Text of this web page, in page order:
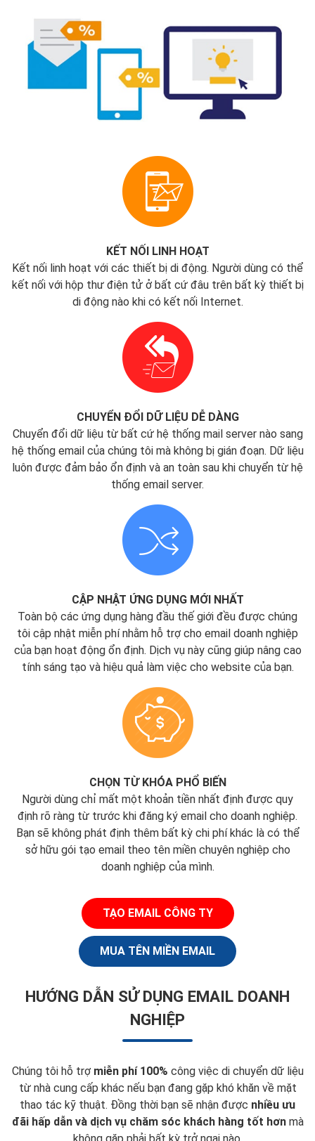
KẾT NỐI LINH HOẠT
Kết nối linh hoạt với các thiết bị di động. Người dùng có thể
kết nối với hộp thư điện tử ở bất cứ đâu trên bất kỳ thiết bị
di động nào khi có kết nối Internet.
CHUYỂN ĐỔI DỮ LIỆU DỄ DÀNG
Chuyển đổi dữ liệu từ bất cứ hệ thống mail server nào sang
hệ thống email của chúng tôi mà không bị gián đoạn. Dữ liệu
luôn được đảm bảo ổn định và an toàn sau khi chuyển từ hệ
thống email server.
CẬP NHẬT ỨNG DỤNG MỚI NHẤT
Toàn bộ các ứng dụng hàng đầu thế giới đều được chúng
tôi cập nhật miễn phí nhằm hỗ trợ cho email doanh nghiệp
của bạn hoạt động ổn định. Dịch vụ này cũng giúp nâng cao
tính sáng tạo và hiệu quả làm việc cho website của bạn.
CHỌN TỪ KHÓA PHỔ BIẾN
Người dùng chỉ mất một khoản tiền nhất định được quy
định rõ ràng từ trước khi đăng ký email cho doanh nghiệp.
Bạn sẽ không phát định thêm bất kỳ chi phí khác là có thể
sở hữu gói tạo email theo tên miền chuyên nghiệp cho
doanh nghiệp của mình.
TẠO EMAIL CÔNG TY
MUA TÊN MIỀN EMAIL
HƯỚNG DẪN SỬ DỤNG EMAIL DOANH
NGHIỆP
Chúng tôi hỗ trợ miễn phí 100% công việc di chuyển dữ liệu
từ nhà cung cấp khác nếu bạn đang gặp khó khăn về mặt
thao tác kỹ thuật. Đồng thời bạn sẽ nhận được nhiều ưu
đãi hấp dẫn và dịch vụ chăm sóc khách hàng tốt hơn mà